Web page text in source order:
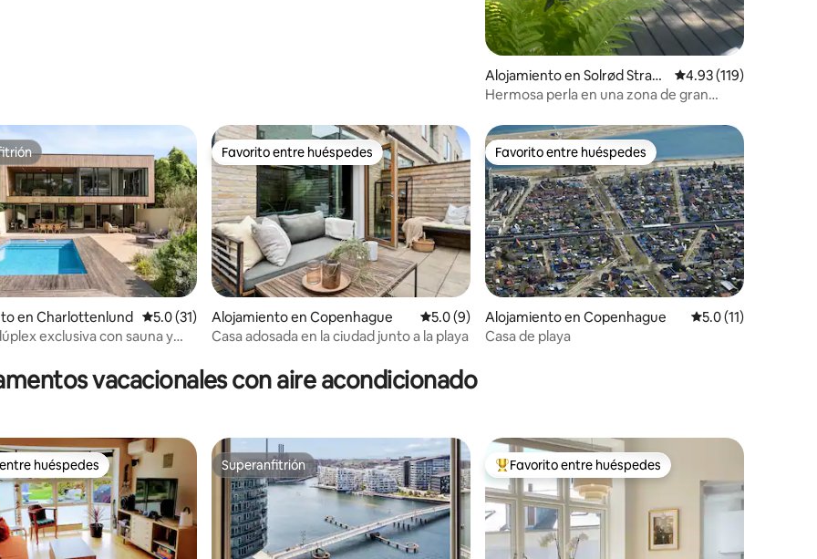
de 5, 540 reseñas
Alojamiento en Solrød Stran
d
Calificación promedio:
4.93 (119)
Hermosa perla en una zona de gran
de 5, 38 reseñas
en Charlottenlund Calificación promedio: 5.0 de 5, 31 reseñas
5.0 (31)
exclusiva con sauna y
Favorito entre huéspedes
Favorito entre huéspedes
Alojamiento en Copenhague Calificación promedio: 5.0 de 5, 9 reseñas
5.0 (9)
Casa adosada en la ciudad junto a la playa
Favorito entre huéspedes
Favorito entre huéspedes
Alojamiento en Copenhague Calificación
5.0 (11)
Casa de playa
vacacionales con aire acondicionado
huéspedes
huéspedes Superanfitrión
Superanfitrión Favorito entre huéspedes preferido
Favorito entre huéspedes